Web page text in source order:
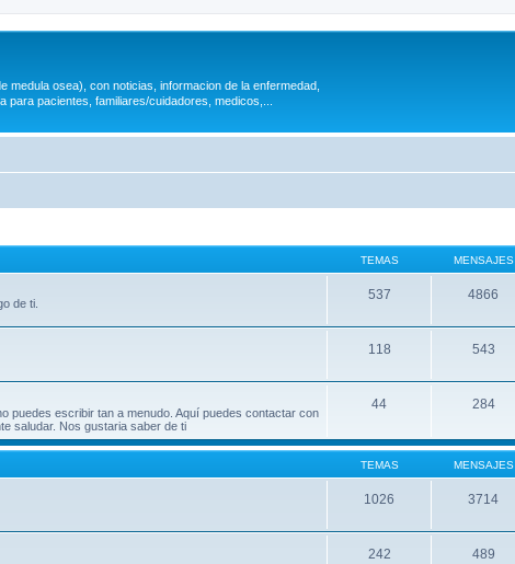
medula osea), con noticias, informacion de la enfermedad,
pacientes, familiares/cuidadores, medicos,...
TEMAS MENSAJES
de ti.
537 4866
118 543
puedes escribir tan a menudo. Aquí puedes contactar con
saludar. Nos gustaria saber de ti
44 284
TEMAS MENSAJES
1026 3714
242 489